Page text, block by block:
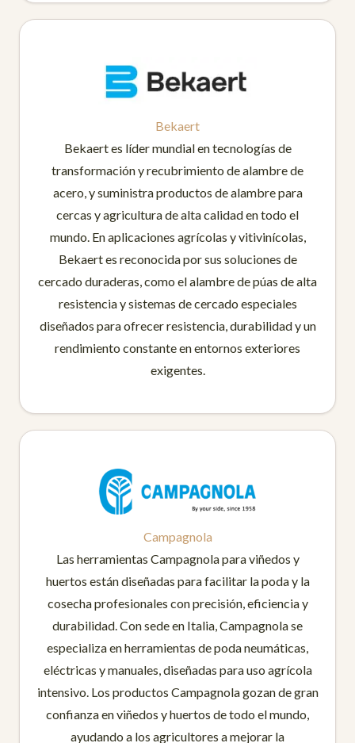
Bekaert
Bekaert es líder mundial en tecnologías de
transformación y recubrimiento de alambre de
acero, y suministra productos de alambre para
cercas y agricultura de alta calidad en todo el
mundo. En aplicaciones agrícolas y vitivinícolas,
Bekaert es reconocida por sus soluciones de
cercado duraderas, como el alambre de púas de alta
resistencia y sistemas de cercado especiales
diseñados para ofrecer resistencia, durabilidad y un
rendimiento constante en entornos exteriores
exigentes.
Campagnola
Las herramientas Campagnola para viñedos y
huertos están diseñadas para facilitar la poda y la
cosecha profesionales con precisión, eficiencia y
durabilidad. Con sede en Italia, Campagnola se
especializa en herramientas de poda neumáticas,
eléctricas y manuales, diseñadas para uso agrícola
intensivo. Los productos Campagnola gozan de gran
confianza en viñedos y huertos de todo el mundo,
ayudando a los agricultores a mejorar la